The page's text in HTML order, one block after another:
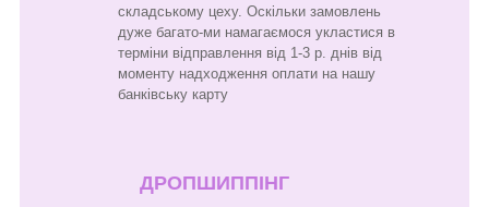
складському цеху. Оскільки замовлень
дуже багато-ми намагаємося укластися в
терміни відправлення від 1-3 р. днів від
моменту надходження оплати на нашу
банківську карту
ДРОПШИППІНГ